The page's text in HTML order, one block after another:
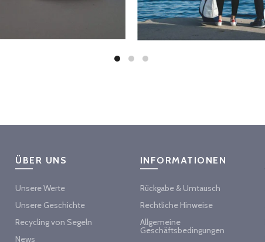
ÜBER UNS
Unsere Werte
Unsere Geschichte
Recycling von Segeln
News
INFORMATIONEN
Rückgabe & Umtausch
Rechtliche Hinweise
Allgemeine
Geschäftsbedingungen